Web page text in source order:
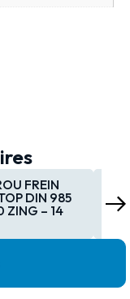
FREIN
DIN 985
ZING – 14